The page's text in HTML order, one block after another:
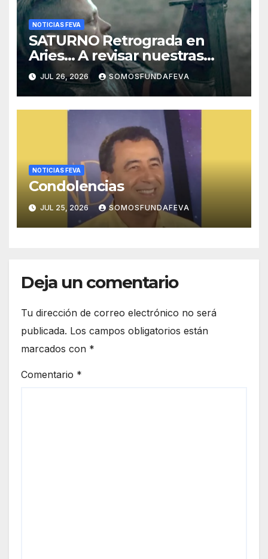
NOTICIAS FEVA
SATURNO Retrograda en
Aries… A revisar nuestras
acciones pasadas y pensar
mejor las futuras
JUL 26, 2026 SOMOSFUNDAFEVA
NOTICIAS FEVA
Condolencias
JUL 25, 2026 SOMOSFUNDAFEVA
Deja un comentario
Tu dirección de correo electrónico no será
publicada. Los campos obligatorios están
marcados con *
Comentario *